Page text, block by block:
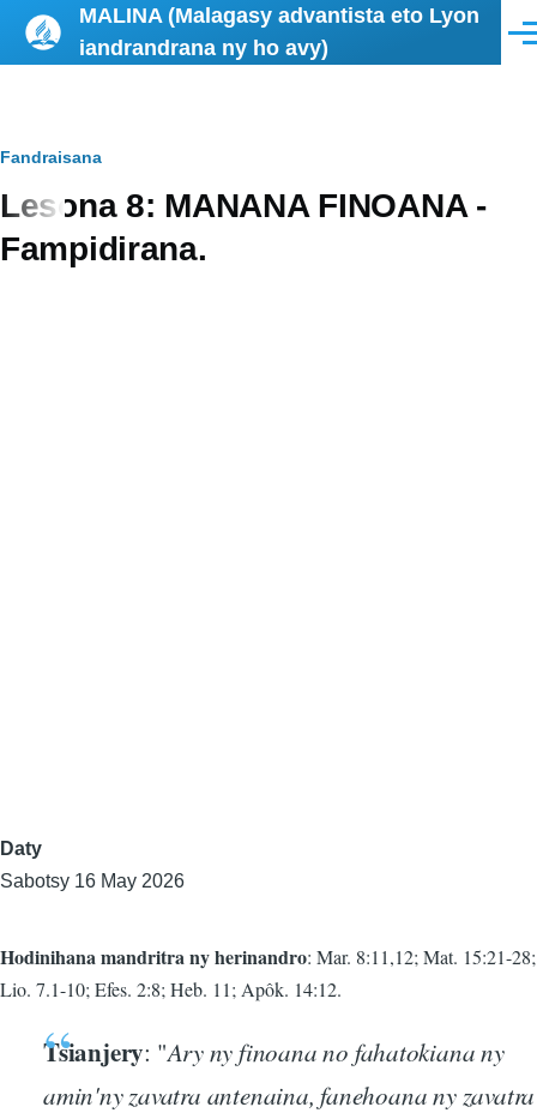
Skip to main content
MALINA (Malagasy advantista eto Lyon
iandrandrana ny ho avy)
Breadcrumb
Fandraisana
Lesona 8: MANANA FINOANA -
Fampidirana.
Daty
Sabotsy 16 May 2026
Hodinihana mandritra ny herinandro: Mar. 8:11,12; Mat. 15:21-28;
Lio. 7.1-10; Efes. 2:8; Heb. 11; Apôk. 14:12.
Tsianjery: "Ary ny finoana no fahatokiana ny
amin'ny zavatra antenaina, fanehoana ny zavatra